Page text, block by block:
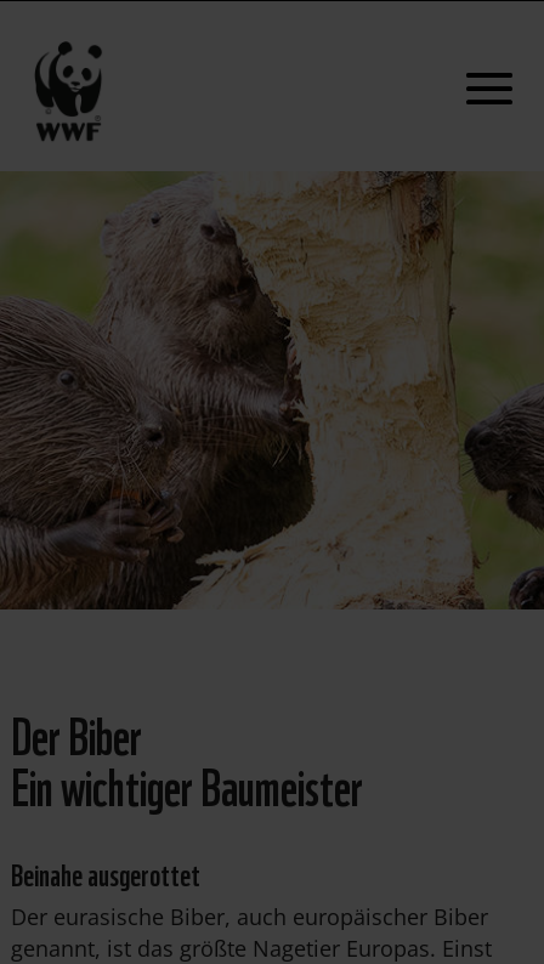
Der Biber
Ein wichtiger Baumeister
Beinahe ausgerottet
Der eurasische Biber, auch europäischer Biber
genannt, ist das größte Nagetier Europas. Einst